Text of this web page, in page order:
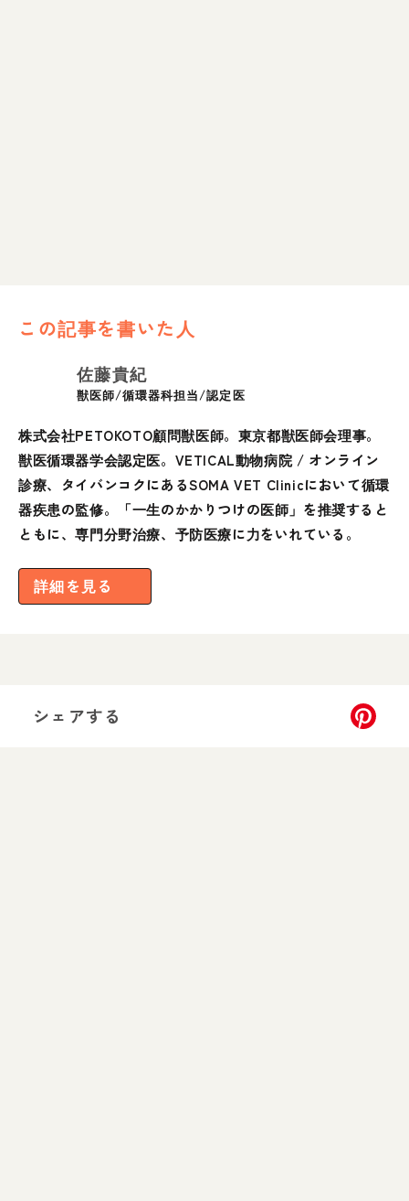
この記事を書いた人
佐藤貴紀
獣医師/循環器科担当/認定医
株式会社PETOKOTO顧問獣医師。東京都獣医師会理事。
獣医循環器学会認定医。VETICAL動物病院 / オンライン
診療、タイバンコクにあるSOMA VET Clinicにおいて循環
器疾患の監修。「一生のかかりつけの医師」を推奨すると
ともに、専門分野治療、予防医療に力をいれている。
詳細を見る
シェアする